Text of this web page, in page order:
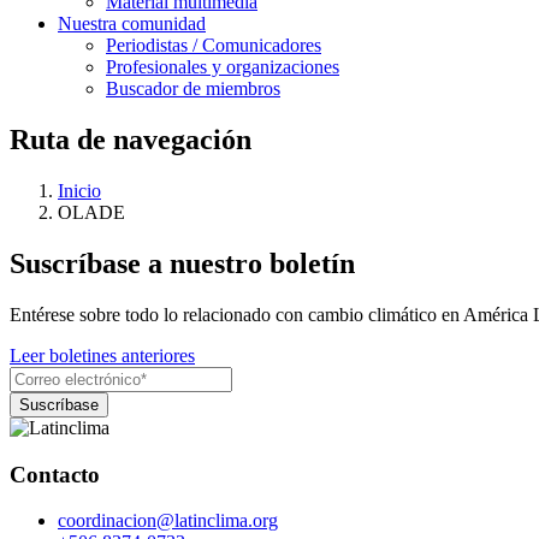
Nuestra comunidad
Periodistas / Comunicadores
Profesionales y organizaciones
Buscador de miembros
Ruta de navegación
Inicio
OLADE
Suscríbase a nuestro boletín
Entérese sobre todo lo relacionado con cambio climático en América
Leer boletines anteriores
Contacto
coordinacion@latinclima.org